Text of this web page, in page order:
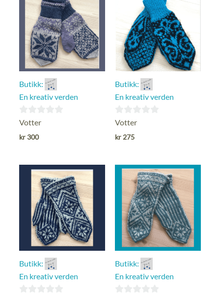
Butikk:
En kreativ verden
0
ut
Votter
kr 300
Butikk:
En kreativ verden
0
ut
Votter
kr 275
Butikk:
En kreativ verden
Butikk:
En kreativ verden